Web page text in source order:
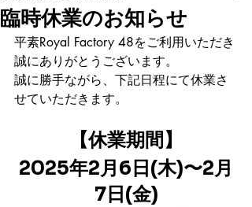
臨時休業のお知らせ
平素Royal Factory 48をご利用いただき
誠にありがとうございます。
誠に勝手ながら、下記日程にて休業さ
せていただきます。
【休業期間】
2025年2月6日(木)〜2月
7日(金)